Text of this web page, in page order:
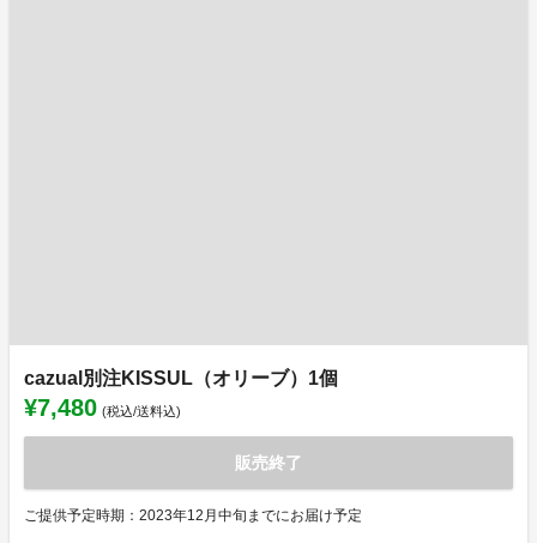
cazual別注KISSUL（オリーブ）1個
¥7,480 (税込/送料込)
販売終了
ご提供予定時期：2023年12月中旬までにお届け予定